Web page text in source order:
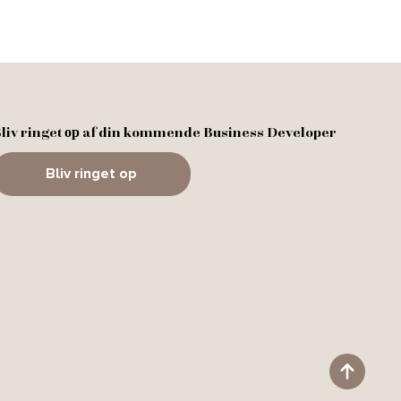
ringet ор af din kommende Business Developer
Bliv ringet op